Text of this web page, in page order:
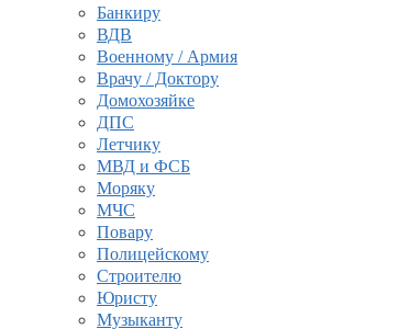
Банкиру
ВДВ
Военному / Армия
Врачу / Доктору
Домохозяйке
ДПС
Летчику
МВД и ФСБ
Моряку
МЧС
Повару
Полицейскому
Строителю
Юристу
Музыканту